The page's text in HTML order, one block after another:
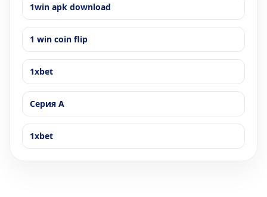
1win apk download
1 win coin flip
1xbet
Серия А
1xbet